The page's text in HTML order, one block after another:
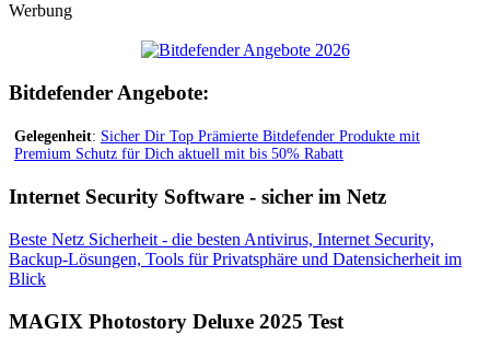
Werbung
Bitdefender Angebote:
Gelegenheit: Sicher Dir Top Prämierte Bitdefender Produkte mit
Premium Schutz für Dich aktuell mit bis 50% Rabatt
Internet Security Software - sicher im Netz
Beste Netz Sicherheit - die besten Antivirus, Internet Security,
Backup-Lösungen, Tools für Privatsphäre und Datensicherheit im
Blick
MAGIX Photostory Deluxe 2025 Test